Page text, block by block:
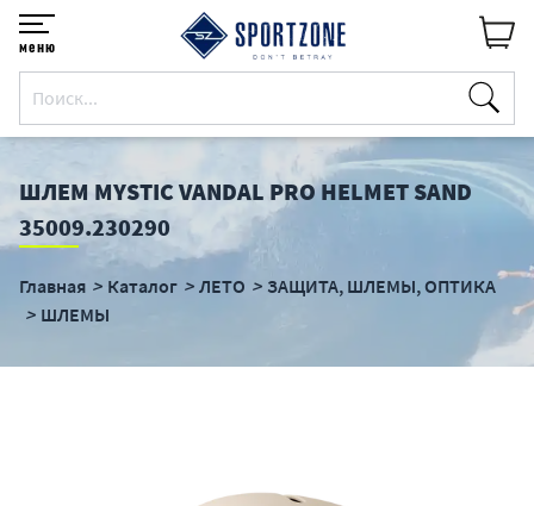
меню
ШЛЕМ MYSTIC VANDAL PRO HELMET SAND
35009.230290
Главная Каталог ЛЕТО
ЗАЩИТА, ШЛЕМЫ, ОПТИКА
ШЛЕМЫ